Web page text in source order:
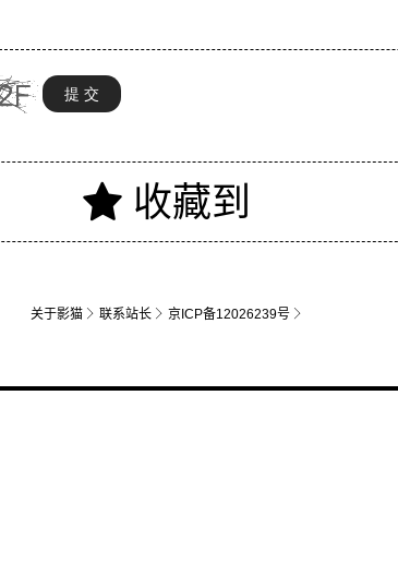
关于影猫 联系站长 京ICP备12026239号